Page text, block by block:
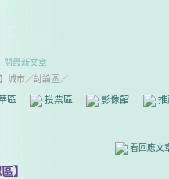
閱最新文章
城市／討論區／
區 投票區 影像館
看回應文
】